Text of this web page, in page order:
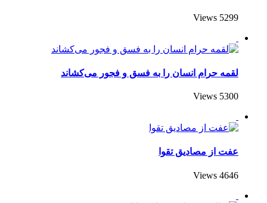
5299 Views
لقمه حرام انسان را به فسق و فجور می‌کشاند
5300 Views
عفت از مصادیق تقوا
4646 Views